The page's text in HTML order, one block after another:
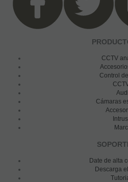
CCTV
Control
Cámaras
Date de alta
Descarga